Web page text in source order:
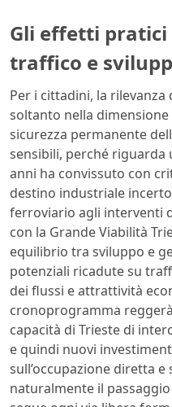
Gli effetti
traffico e
Per i cittadini, la
soltanto nella dimensione
sicurezza permanente
sensibili, perché
anni ha convissuto con
destino industriale
ferroviario agli interventi
con la Grande Viabilità
equilibrio tra sviluppo e
potenziali ricadute su
dei flussi e attrattività
cronoprogramma
capacità di Trieste di
e quindi nuovi
sull’occupazione diretta e
naturalmente il